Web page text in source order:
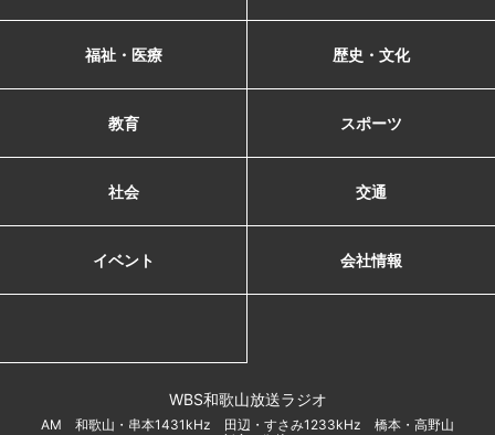
福祉・医療 歴史・文化
教育 スポーツ
社会 交通
イベント 会社情報
WBS和歌山放送ラジオ
AM 和歌山・串本1431kHz 田辺・すさみ1233kHz 橋本・高野山